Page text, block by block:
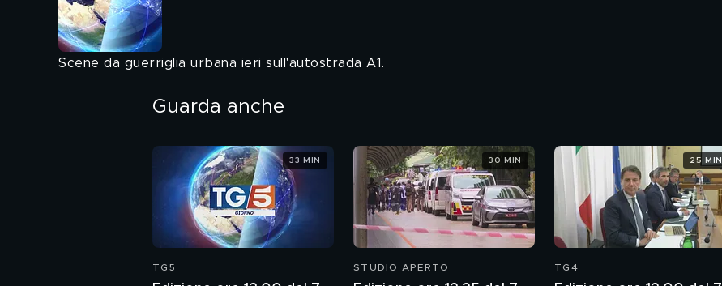
Scene da guerriglia urbana ieri sull'autostrada A1.
Guarda anche
TG5
33 MIN
STUDIO APERTO
30 MIN
TG4
25 MIN